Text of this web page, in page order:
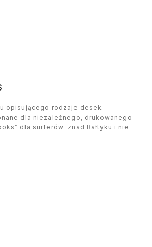
opisującego rodzaje desek
dla niezależnego, drukowanego
dla surferów znad Bałtyku i nie